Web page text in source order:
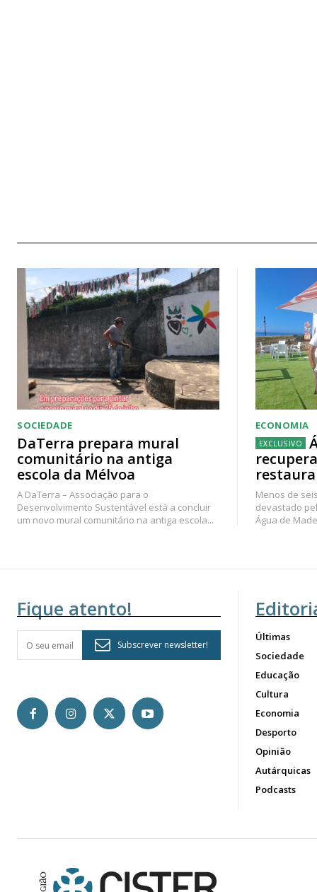
SOCIEDADE
DaTerra prepara mural
comunitário na antiga
escola da Mélvoa
A DaTerra – Associação para o
Desenvolvimento Sustentável está a concluir
um novo mural comunitário na antiga escola...
ECONOMIA
Menos de
devastado
Água de
Fique atento!
Subscrever newsletter!
Últimas
Sociedade
Educação
Cultura
Economia
Desporto
Opinião
Autárquicas
Podcasts